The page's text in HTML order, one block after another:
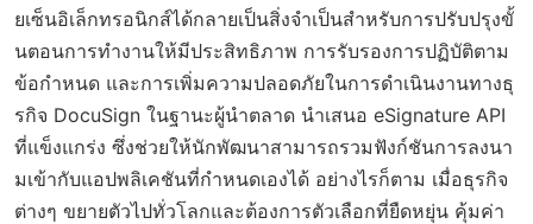
ยเซ็นอิเล็กทรอนิกส์ได้กลายเป็นสิ่งจำเป็นสำหรับการปรับปรุงขั้
นตอนการทำงานให้มีประสิทธิภาพ การรับรองการปฏิบัติตาม
ข้อกำหนด และการเพิ่มความปลอดภัยในการดำเนินงานทางธุ
รกิจ DocuSign ในฐานะผู้นำตลาด นำเสนอ eSignature API
ที่แข็งแกร่ง ซึ่งช่วยให้นักพัฒนาสามารถรวมฟังก์ชันการลงนา
มเข้ากับแอปพลิเคชันที่กำหนดเองได้ อย่างไรก็ตาม เมื่อธุรกิจ
ต่างๆ ขยายตัวไปทั่วโลกและต้องการตัวเลือกที่ยืดหยุ่น คุ้มค่า